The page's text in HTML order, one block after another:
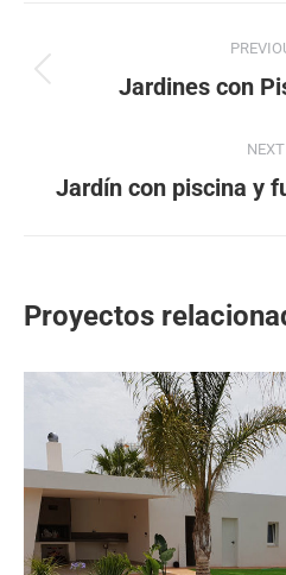
entre
Jardines con
NEXT
Jardín con piscina y
Proyectos